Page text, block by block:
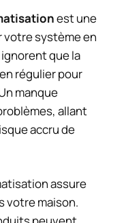
est une
votre système en
que la
régulier pour
manque
allant
accru de
assure
votre maison.